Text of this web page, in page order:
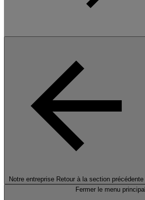
Notre entreprise Retour à la section précédente
Fermer le menu principal